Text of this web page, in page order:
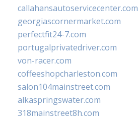
callahansautoservicecenter.com
georgiascornermarket.com
perfectfit24-7.com
portugalprivatedriver.com
von-racer.com
coffeeshopcharleston.com
salon104mainstreet.com
alkaspringswater.com
318mainstreet8h.com